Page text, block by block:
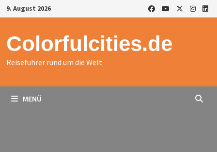
Zurück
zum
9. August 2026
Colorfulcities.de
Reiseführer rund um die Welt
MENÜ